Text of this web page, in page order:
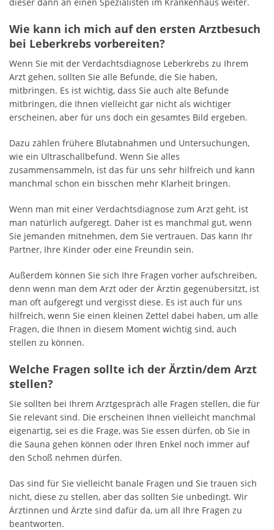
Wie kann ich mich auf den ersten Arztbesuch
bei Leberkrebs vorbereiten?
Wenn Sie mit der Verdachtsdiagnose Leberkrebs zu Ihrem
Arzt gehen, sollten Sie alle Befunde, die Sie haben,
mitbringen. Es ist wichtig, dass Sie auch alte Befunde
mitbringen, die Ihnen vielleicht gar nicht als wichtiger
erscheinen, aber für uns doch ein gesamtes Bild ergeben.
Dazu zählen frühere Blutabnahmen und Untersuchungen,
wie ein Ultraschallbefund. Wenn Sie alles
zusammensammeln, ist das für uns sehr hilfreich und kann
manchmal schon ein bisschen mehr Klarheit bringen.
Wenn man mit einer Verdachtsdiagnose zum Arzt geht, ist
man natürlich aufgeregt. Daher ist es manchmal gut, wenn
Sie jemanden mitnehmen, dem Sie vertrauen. Das kann Ihr
Partner, Ihre Kinder oder eine Freundin sein.
Außerdem können Sie sich Ihre Fragen vorher aufschreiben,
denn wenn man dem Arzt oder der Ärztin gegenübersitzt, ist
man oft aufgeregt und vergisst diese. Es ist auch für uns
hilfreich, wenn Sie einen kleinen Zettel dabei haben, um alle
Fragen, die Ihnen in diesem Moment wichtig sind, auch
stellen zu können.
Welche Fragen sollte ich der Ärztin/dem Arzt
stellen?
Sie sollten bei Ihrem Arztgespräch alle Fragen stellen, die für
Sie relevant sind. Die erscheinen Ihnen vielleicht manchmal
eigenartig, sei es die Frage, was Sie essen dürfen, ob Sie in
die Sauna gehen können oder Ihren Enkel noch immer auf
den Schoß nehmen dürfen.
Das sind für Sie vielleicht banale Fragen und Sie trauen sich
nicht, diese zu stellen, aber das sollten Sie unbedingt. Wir
Ärztinnen und Ärzte sind dafür da, um all Ihre Fragen zu
beantworten.